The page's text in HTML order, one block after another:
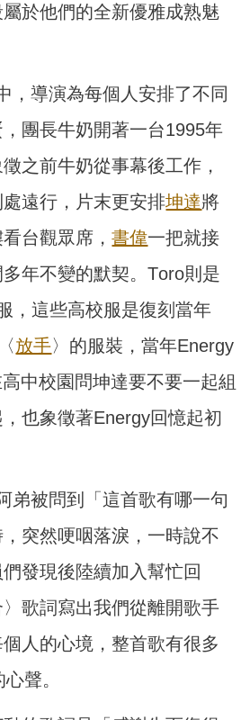
於他們的全新優雅成熟魅
，導演為每個人安排了不同
團長牛奶開著一台1995年
徵之前牛奶從事幕後工作，
遠行，片末更安排坤達將
台觀眾席，書偉一把就接
年不變的默契。Toro則是
，這些高校服是復刻當年
放手〉的服裝，當年Energy
中校園問坤達要不要一起組
也象徵著Energy回憶起初
弟被問到「這首歌有哪一句
突然哽咽落淚，一時說不
發現後陸續加入幫忙回
歌詞寫出我們從離開歌手
人的心境，整首歌有很多
聲。